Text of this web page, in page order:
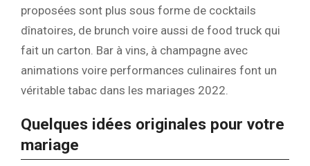
proposées sont plus sous forme de cocktails
dînatoires, de brunch voire aussi de food truck qui
fait un carton. Bar à vins, à champagne avec
animations voire performances culinaires font un
véritable tabac dans les mariages 2022.
Quelques idées originales pour votre
mariage